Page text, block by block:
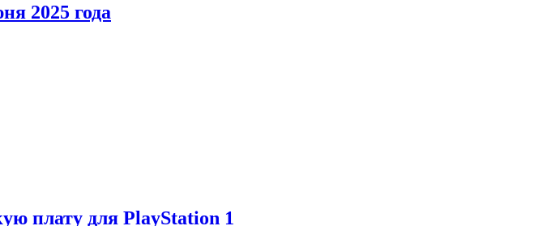
2025 года
плату для PlayStation 1